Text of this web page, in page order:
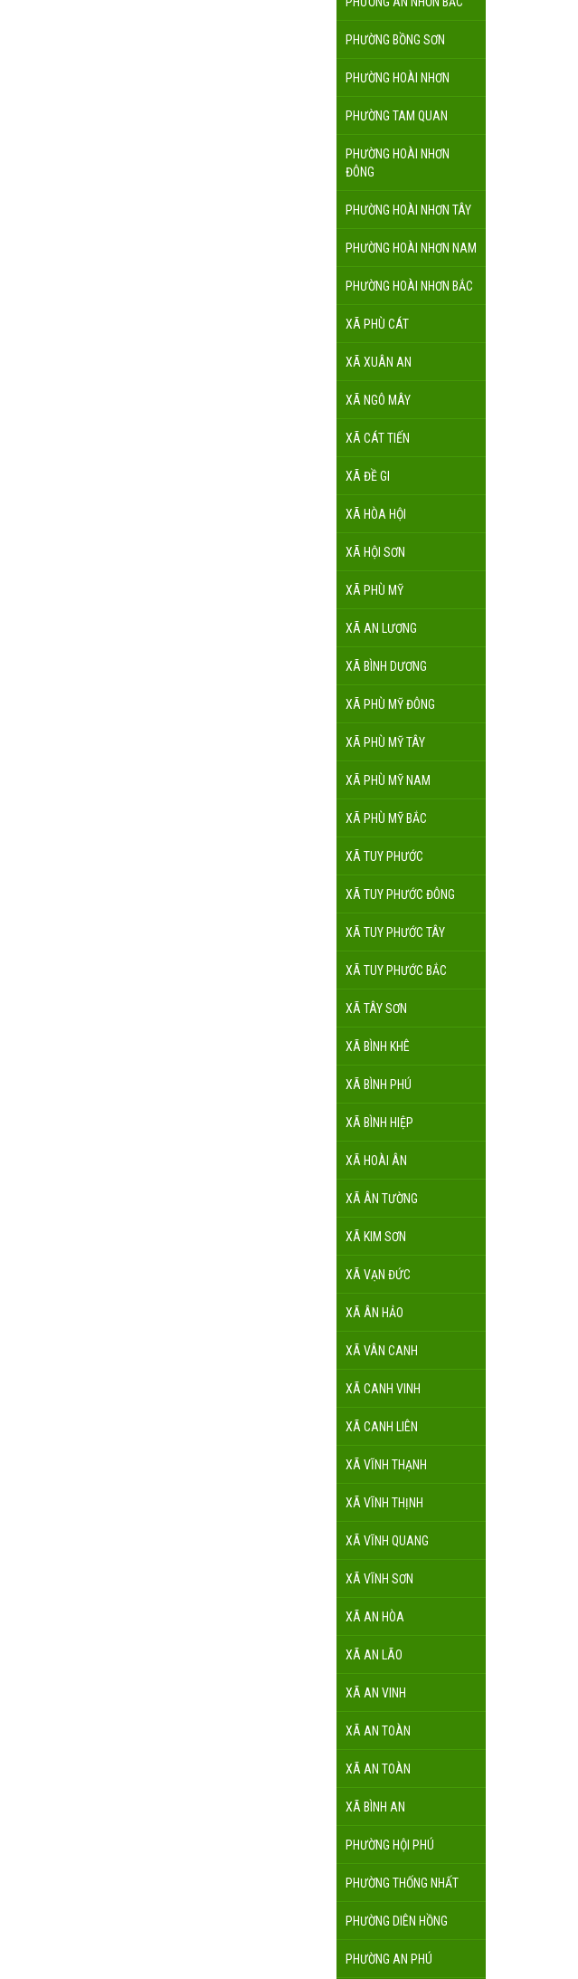
PHƯỜNG BỒNG SƠN
PHƯỜNG HOÀI NHƠN
PHƯỜNG TAM QUAN
PHƯỜNG HOÀI NHƠN
ĐÔNG
PHƯỜNG HOÀI NHƠN TÂY
PHƯỜNG HOÀI NHƠN NAM
PHƯỜNG HOÀI NHƠN BẮC
XÃ PHÙ CÁT
XÃ XUÂN AN
XÃ NGÔ MÂY
XÃ CÁT TIẾN
XÃ ĐỀ GI
XÃ HÒA HỘI
XÃ HỘI SƠN
XÃ PHÙ MỸ
XÃ AN LƯƠNG
XÃ BÌNH DƯƠNG
XÃ PHÙ MỸ ĐÔNG
XÃ PHÙ MỸ TÂY
XÃ PHÙ MỸ NAM
XÃ PHÙ MỸ BẮC
XÃ TUY PHƯỚC
XÃ TUY PHƯỚC ĐÔNG
XÃ TUY PHƯỚC TÂY
XÃ TUY PHƯỚC BẮC
XÃ TÂY SƠN
XÃ BÌNH KHÊ
XÃ BÌNH PHÚ
XÃ BÌNH HIỆP
XÃ HOÀI ÂN
XÃ ÂN TƯỜNG
XÃ KIM SƠN
XÃ VẠN ĐỨC
XÃ ÂN HẢO
XÃ VÂN CANH
XÃ CANH VINH
XÃ CANH LIÊN
XÃ VĨNH THẠNH
XÃ VĨNH THỊNH
XÃ VĨNH QUANG
XÃ VĨNH SƠN
XÃ AN HÒA
XÃ AN LÃO
XÃ AN VINH
XÃ AN TOÀN
XÃ AN TOÀN
XÃ BÌNH AN
PHƯỜNG HỘI PHÚ
PHƯỜNG THỐNG NHẤT
PHƯỜNG DIÊN HỒNG
PHƯỜNG AN PHÚ